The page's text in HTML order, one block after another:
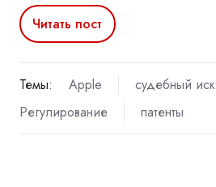
Читать пост
Темы: Apple судебный иск
Регулирование
патенты